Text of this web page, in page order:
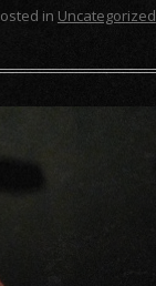
in Uncategorized